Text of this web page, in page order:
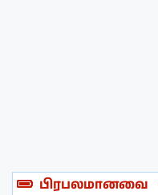
பிரபலமானவை